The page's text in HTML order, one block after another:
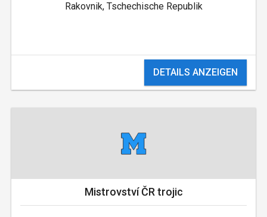
Rakovnik, Tschechische Republik
DETAILS ANZEIGEN
Mistrovství ČR trojic